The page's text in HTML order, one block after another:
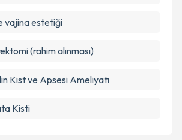
vajina estetiği
(rahim alınması)
Kist ve Apsesi Ameliyatı
Kisti